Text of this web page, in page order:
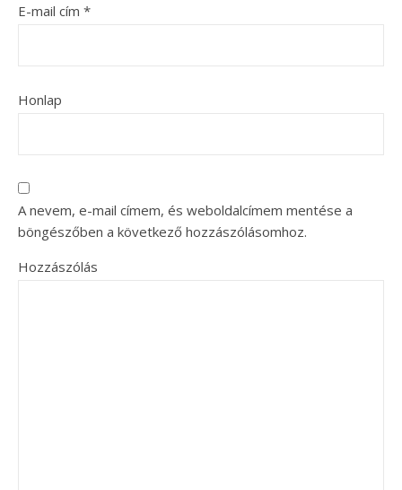
E-mail cím *
Honlap
A nevem, e-mail címem, és weboldalcímem mentése a
böngészőben a következő hozzászólásomhoz.
Hozzászólás